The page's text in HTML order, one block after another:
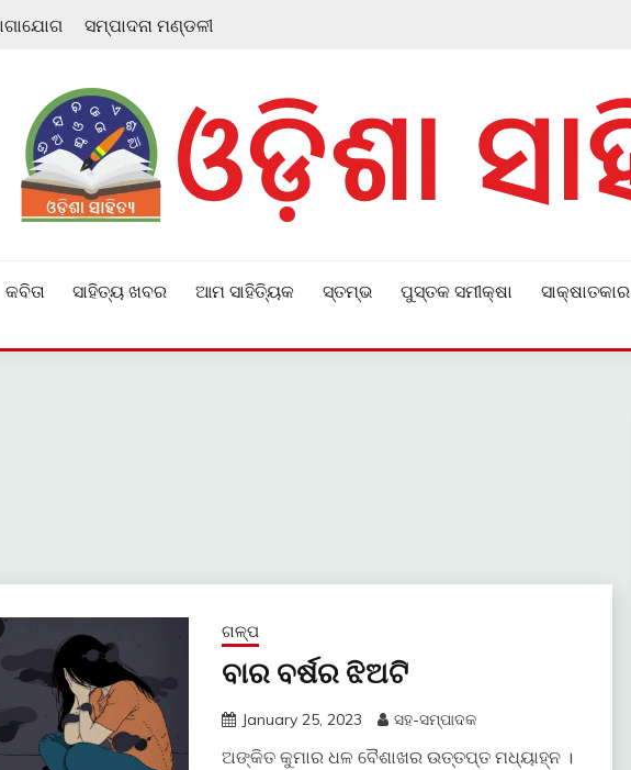
ସମ୍ପାଦନା ମଣ୍ଡଳୀ
କବିତା ସାହିତ୍ୟ ଖବର ଆମ ସାହିତ୍ୟିକ ସ୍ତମ୍ଭ ପୁସ୍ତକ ସମୀକ୍ଷା ସାକ୍ଷାତକାର
ଗଳ୍ପ
ବାର ବର୍ଷର ଝିଅଟି
January 25, 2023 ସହ-ସମ୍ପାଦକ
ଅଙ୍କିତ କୁମାର ଧଳ ବୈଶାଖର ଉତ୍ତପ୍ତ ମଧ୍ୟାହ୍ନ ।